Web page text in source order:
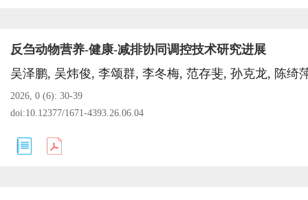
反刍动物营养-健康-减排协同调控技术研究进展
2026, 0 (6): 30-39
doi:10.12377/1671-4393.26.06.04